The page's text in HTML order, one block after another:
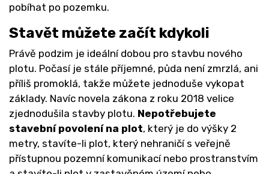
pobíhat po pozemku.
Stavět můžete začít kdykoli
Právě podzim je ideální dobou pro stavbu nového
plotu. Počasí je stále příjemné, půda není zmrzlá, ani
příliš promoklá, takže můžete jednoduše vykopat
základy. Navíc novela zákona z roku 2018 velice
zjednodušila stavby plotu. Nepotřebujete
stavební povolení na plot, který je do výšky 2
metry, stavíte-li plot, který nehraničí s veřejně
přístupnou pozemní komunikací nebo prostranstvím